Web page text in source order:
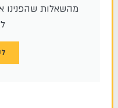
מהשאלות שהפנינו